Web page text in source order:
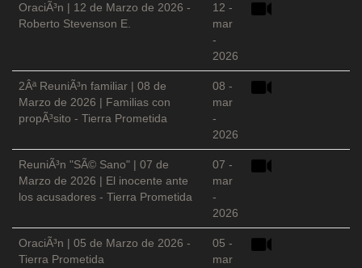
OraciÃ³n | 12 de Marzo de 2026 -
Roberto Stevenson E.
12 -
mar
-
2026
2Âª ReuniÃ³n familiar | 08 de
Marzo de 2026 | Familias con
propÃ³sito - Tierra Prometida
08 -
mar
-
2026
ReuniÃ³n "SÃ© Sano" | 07 de
Marzo de 2026 | El inocente ante
los acusadores - Tierra Prometida
07 -
mar
-
2026
OraciÃ³n | 05 de Marzo de 2026 -
Tierra Prometida
05 -
mar